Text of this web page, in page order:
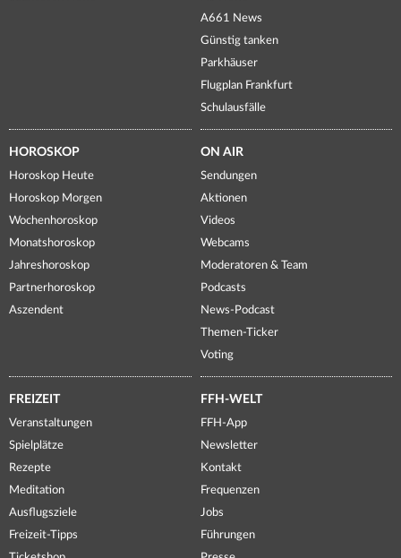
A661 News
Günstig tanken
Parkhäuser
Flugplan Frankfurt
Schulausfälle
HOROSKOP
Horoskop Heute
Horoskop Morgen
Wochenhoroskop
Monatshoroskop
Jahreshoroskop
Partnerhoroskop
Aszendent
ON AIR
Sendungen
Aktionen
Videos
Webcams
Moderatoren & Team
Podcasts
News-Podcast
Themen-Ticker
Voting
FREIZEIT
Veranstaltungen
Spielplätze
Rezepte
Meditation
Ausflugsziele
Freizeit-Tipps
FFH-WELT
FFH-App
Newsletter
Kontakt
Frequenzen
Jobs
Führungen